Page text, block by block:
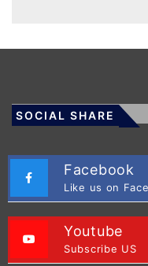
SOCIAL SHARE
Facebook
Like us on
Youtube
Subscribe US